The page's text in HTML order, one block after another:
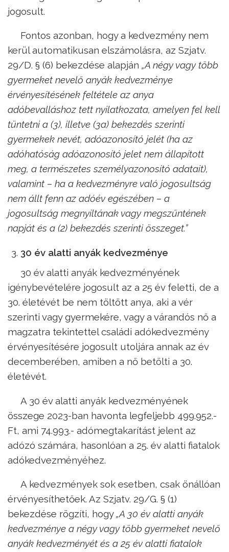
jogosult.
Fontos azonban, hogy a kedvezmény nem
kerül automatikusan elszámolásra, az Szjatv.
29/D. § (6) bekezdése alapján „A négy vagy több
gyermeket nevelő anyák kedvezménye
érvényesítésének feltétele az anya
adóbevalláshoz tett nyilatkozata, amelyen fel kell
tüntetni a (3), illetve (3a) bekezdés szerinti
gyermekek nevét, adóazonosító jelét (ha az
adóhatóság adóazonosító jelet nem állapított
meg, a természetes személyazonosító adatait),
valamint – ha a kedvezményre való jogosultság
nem állt fenn az adóév egészében – a
jogosultság megnyíltának vagy megszűntének
napját és a (2) bekezdés szerinti összeget.”
30 év alatti anyák kedvezménye
30 év alatti anyák kedvezményének
igénybevételére jogosult az a 25 év feletti, de a
30. életévét be nem töltött anya, aki a vér
szerinti vagy gyermekére, vagy a várandós nő a
magzatra tekintettel családi adókedvezmény
érvényesítésére jogosult utoljára annak az év
decemberében, amiben a nő betölti a 30.
életévét.
A 30 év alatti anyák kedvezményének
összege 2023-ban havonta legfeljebb 499.952.-
Ft, ami 74.993.- adómegtakarítást jelent az
adózó számára, hasonlóan a 25. év alatti fiatalok
adókedvezményéhez.
A kedvezmények sok esetben, csak önállóan
érvényesíthetőek. Az Szjatv. 29/G. § (1)
bekezdése rögzíti, hogy„A 30 év alatti anyák
kedvezménye a négy vagy több gyermeket nevelő
anyák kedvezményét és a 25 év alatti fiatalok